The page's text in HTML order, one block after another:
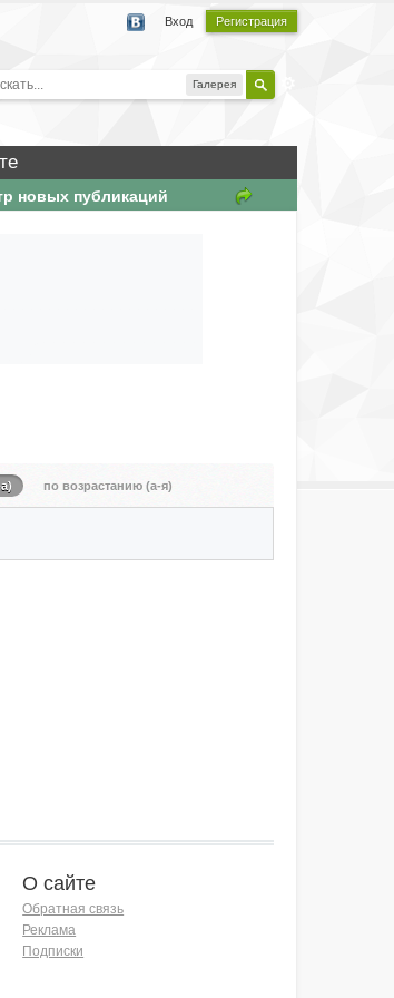
Вход Регистрация
Галерея
новых публикаций
по возрастанию (а-я)
О сайте
Обратная связь
Реклама
Подписки